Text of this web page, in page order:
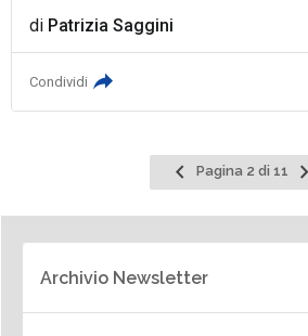
di Patrizia Saggini
Condividi
Pagina
precedente
Pagina 2 di 11
Archivio Newsletter